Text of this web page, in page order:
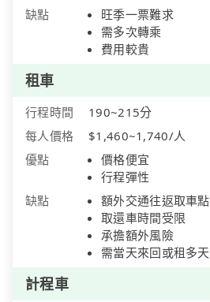
缺點
旺季一票難求
需多次轉乘
費用較貴
租車
行程時間
190~215分
每人價格
$1,460~1,740/人
優點
價格便宜
行程彈性
缺點
額外交通往返取車點
取還車時間受限
承擔額外風險
需當天來回或租多天
計程車